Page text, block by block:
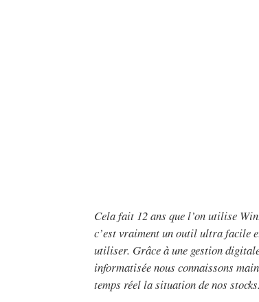
Cela fait 12 ans que l’on utilise
c’est vraiment un outil ultra facile
utiliser. Grâce à une gestion
informatisée nous connaissons
temps réel la situation de nos stocks.